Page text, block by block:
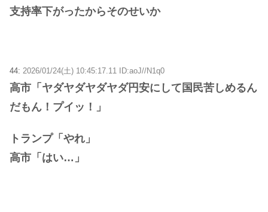
支持率下がったからそのせいか
44: 2026/01/24(土) 10:45:17.11 ID:aoJ//N1q0
高市「ヤダヤダヤダヤダ円安にして国民苦しめるん
だもん！プイッ！」
トランプ「やれ」
高市「はい…」